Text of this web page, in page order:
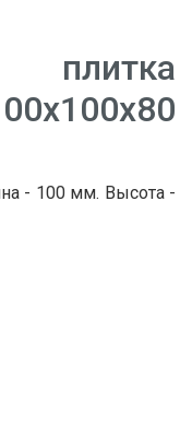
- 100 мм. Высота -